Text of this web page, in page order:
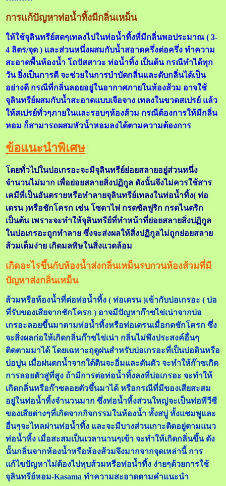
การแก้ปัญหาท่อน้ำทิ้งมีกลิ่นเหม็น
ให้ใช้จุลินทรีย์สดๆเทลงไปในท่อน้ำทิ้งที่มีกลิ่นพอประมาณ ( 3-
4 ลิตร/จุด ) และส่วนหนึ่งผสมกับน้ำสอาดครึ่งต่อครึ่ง ทำความ
สะอาดพื้นห้องน้ำ โถปัสสาวะ ท่อน้ำทิ้ง เป็นต้น กรณีทำได้ทุก
วัน ยิ่งเป็นการดี จะช่วยในการบำบัดกลิ่นและดับกลิ่นได้เป็น
อย่างดี กรณีที่กลิ่นลอยอยู่ในอากาศภายในห้องส้วม อาจใช้
จุลินทรีย์ผสมกับน้ำสะอาดแบบเจือจาง เทลงในขวดสเปรย์ แล้ว
ให้สเปรย์ทั่วๆภายในและรอบๆห้องส้วม กรณีต้องการให้มีกลิ่น
หอม ก็สามารถผสมหัวน้ำหอมลงได้ตามความต้องการ
ข้อแนะนำพิเศษ
โดยทั่วไปในบ่อเกรอะจะมีจุลินทรีย์ย่อยสลายอยู่ส่วนหนึ่ง
จำนวนไม่มาก เพื่อย่อยสลายสิ่งปฏิกูล ดังนั้นจึงไม่ควรใช้สาร
เคมีที่เป็นอันตรายหรือทำลายจุลินทรีย์เทลงในท่อน้ำทิ้ง( ท่อ
เดรน )หรือชักโครก เช่น โซดาไฟ กรดซัลฟูริก กรดไนตริก
เป็นต้น เพราะจะทำให้จุลินทรีย์ที่ทำหน้าที่ย่อยสลายสิ่งปฏิกูล
ในบ่อเกรอะถูกทำลาย ซึ่งจะส่งผลให้สิ่งปฏิกูลไม่ถูกย่อยสลาย
ส้วมเต็มง่าย เกิดมลพิษในสิ่งแวดล้อม
เกิดอะไรขึ้นกับห้องน้ำส่งกลิ่นเหม็นรบกวนห้องส้วมที่มี
ปัญหาส่งกลิ่นเหม็น
ส้วมหรือห้องน้ำที่ต่อท่อน้ำทิ้ง ( ท่อเดรน )เข้ากับบ่อเกรอะ ( บ่อ
ที่รับของเสียจากชักโครก ) อาจมีปัญหาก๊าซไข่เน่าจากบ่อ
เกรอะลอยขึ้นมาตามท่อน้ำทิ้งหรือท่อเดรนเมื่อกดชักโครก ซึ่ง
จะสิ่งผลก่อให้เกิดกลิ่นก๊าซไข่เน่า กลิ่นไม่พึงประสงค์อื่นๆ
ติดตามมาได้ โดยเฉพาะฤดูฝนสำหรับบ่อเกรอะที่เป็นบ่อดินหรือ
บ่อปูน เมื่อฝนตกน้ำจากใต้ดินจะอิ่มและดันตัว จะทำให้ก๊าซเกิด
การลอยตัวสู่ที่สูง ถ้ามีการต่อท่อน้ำทิ้งลงที่บ่อเกรอะ จะทำให้
เกิดกลิ่นหรือก๊าซลอยตัวขึ้นมาได้ หรือกรณีที่มีของเสียสะสม
อยู่ในท่อน้ำทิ้งจำนวนมาก ซึ่งท่อน้ำทิ้งส่วนใหญ่จะเป็นท่อพีวีซี
ของเสียต่างๆที่เกิดจากกิจกรรมในห้องน้ำ ทั้งสบู่ ทั้งแชมพูและ
อื่นๆจะไหลผ่านท่อน้ำทิ้ง และจะมีบางส่วนเกาะติดอยู่ตามแนว
ท่อน้ำทิ้ง เมื่อสะสมเป็นเวลานานๆเข้า จะทำให้เกิดกลิ่นขึ้น ดัง
นั้นกลิ่นจากห้องน้ำหรือห้องส้วมจึงมากจากจุดเหล่านี้ การ
แก้ไขปัญหาไม่ต้องไปทุบส้วมหรือท่อน้ำทิ้ง ง่ายๆด้วยการใช้
จุลินทรีย์หอม-Kasama ทำความสะอาดตามคำแนะนำ